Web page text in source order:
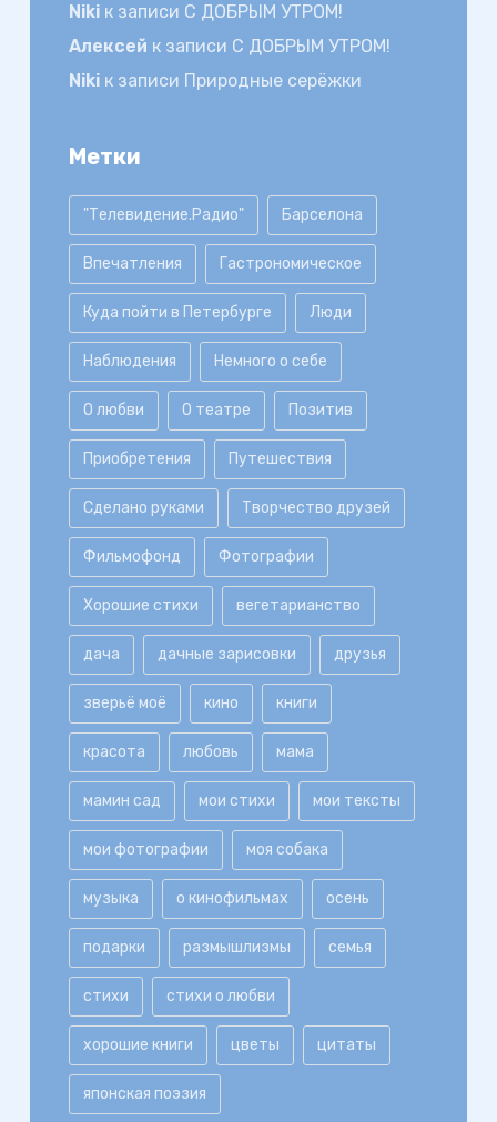
Nikiк записи С ДОБРЫМ УТРОМ!
Алексей к записи С ДОБРЫМ УТРОМ!
Nikiк записи Природные серёжки
Метки
"Телевидение.Радио" Барселона
Впечатления Гастрономическое
Куда пойти в Петербурге Люди
Наблюдения Немного о себе
О любви О театре Позитив
Приобретения Путешествия
Сделано руками Творчество друзей
Фильмофонд Фотографии
Хорошие стихи вегетарианство
дача дачные зарисовки друзья
зверьё моё кино книги
красота любовь мама
мамин сад мои стихи мои тексты
мои фотографии моя собака
музыка о кинофильмах осень
подарки размышлизмы семья
стихи стихи о любви
хорошие книги цветы цитаты
японская поэзия